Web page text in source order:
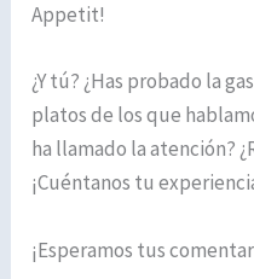
Appetit!
¿Y tú? ¿Has probado la
platos de los que
ha llamado la atención?
¡Cuéntanos tu
¡Esperamos tus